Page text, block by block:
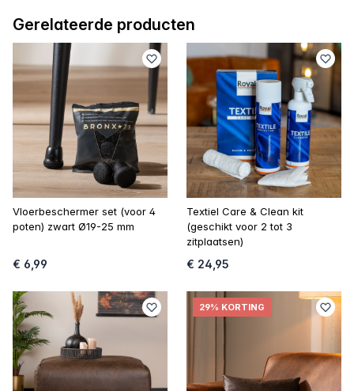
Gerelateerde producten
Vloerbeschermer set (voor 4
poten) zwart Ø19-25 mm
€ 6,99
Textiel Care & Clean kit
(geschikt voor 2 tot 3
zitplaatsen)
€ 24,95
29% KORTING